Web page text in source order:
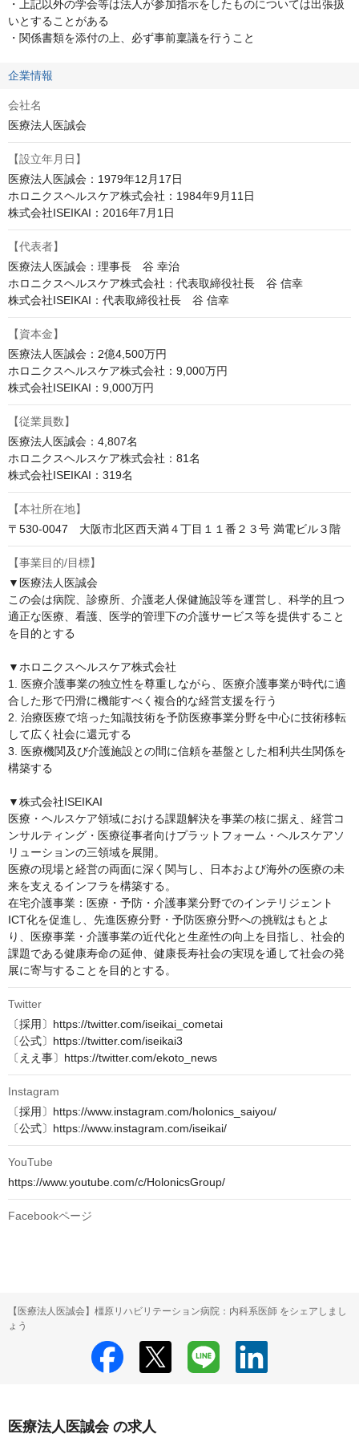
・上記以外の学会等は法人が参加指示をしたものについては出張扱
いとすることがある
・関係書類を添付の上、必ず事前稟議を行うこと
企業情報
会社名
医療法人医誠会
【設立年月日】
医療法人医誠会：1979年12月17日
ホロニクスヘルスケア株式会社：1984年9月11日
株式会社ISEIKAI：2016年7月1日
【代表者】
医療法人医誠会：理事長　谷 幸治
ホロニクスヘルスケア株式会社：代表取締役社長　谷 信幸
株式会社ISEIKAI：代表取締役社長　谷 信幸
【資本金】
医療法人医誠会：2億4,500万円
ホロニクスヘルスケア株式会社：9,000万円
株式会社ISEIKAI：9,000万円
【従業員数】
医療法人医誠会：4,807名
ホロニクスヘルスケア株式会社：81名
株式会社ISEIKAI：319名
【本社所在地】
〒530-0047　大阪市北区西天満４丁目１１番２３号 満電ビル３階
【事業目的/目標】
▼医療法人医誠会
この会は病院、診療所、介護老人保健施設等を運営し、科学的且つ
適正な医療、看護、医学的管理下の介護サービス等を提供すること
を目的とする
▼ホロニクスヘルスケア株式会社
1. 医療介護事業の独立性を尊重しながら、医療介護事業が時代に適
合した形で円滑に機能すべく複合的な経営支援を行う
2. 治療医療で培った知識技術を予防医療事業分野を中心に技術移転
して広く社会に還元する
3. 医療機関及び介護施設との間に信頼を基盤とした相利共生関係を
構築する
▼株式会社ISEIKAI
医療・ヘルスケア領域における課題解決を事業の核に据え、経営コ
ンサルティング・医療従事者向けプラットフォーム・ヘルスケアソ
リューションの三領域を展開。
医療の現場と経営の両面に深く関与し、日本および海外の医療の未
来を支えるインフラを構築する。
在宅介護事業：医療・予防・介護事業分野でのインテリジェント
ICT化を促進し、先進医療分野・予防医療分野への挑戦はもとよ
り、医療事業・介護事業の近代化と生産性の向上を目指し、社会的
課題である健康寿命の延伸、健康長寿社会の実現を通して社会の発
展に寄与することを目的とする。
Twitter
〔採用〕https://twitter.com/iseikai_cometai
〔公式〕https://twitter.com/iseikai3
〔ええ事〕https://twitter.com/ekoto_news
Instagram
〔採用〕https://www.instagram.com/holonics_saiyou/
〔公式〕https://www.instagram.com/iseikai/
YouTube
https://www.youtube.com/c/HolonicsGroup/
Facebookページ
【医療法人医誠会】橿原リハビリテーション病院：内科系医師 をシェアしまし
ょう
医療法人医誠会 の求人